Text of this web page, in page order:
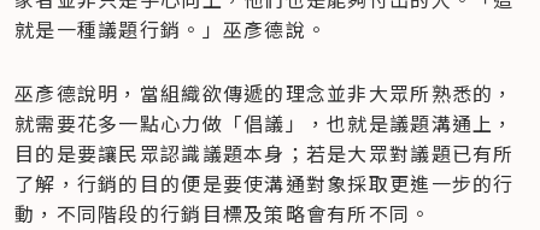
就是一種議題行銷。」巫彥德說。
巫彥德說明，當組織欲傳遞的理念並非大眾所熟悉的，
就需要花多一點心力做「倡議」，也就是議題溝通上，
目的是要讓民眾認識議題本身；若是大眾對議題已有所
了解，行銷的目的便是要使溝通對象採取更進一步的行
動，不同階段的行銷目標及策略會有所不同。